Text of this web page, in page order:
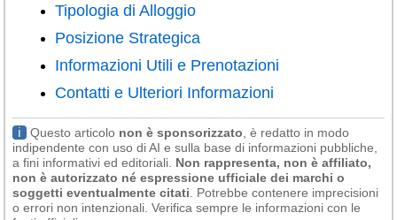
Tipologia di Alloggio
Posizione Strategica
Informazioni Utili e Prenotazioni
Contatti e Ulteriori Informazioni
ℹ Questo articolo non è sponsorizzato , è redatto in modo
indipendente con uso di AI e sulla base di informazioni pubbliche,
a fini informativi ed editoriali. Non rappresenta, non è affiliato,
non è autorizzato né espressione ufficiale dei marchi o
soggetti eventualmente citati . Potrebbe contenere imprecisioni
o errori non intenzionali. Verifica sempre le informazioni con le